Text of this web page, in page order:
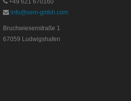
+49 621 670160
info@sem-gmbh.com
Bruchwiesenstraße 1
67059 Ludwigshafen